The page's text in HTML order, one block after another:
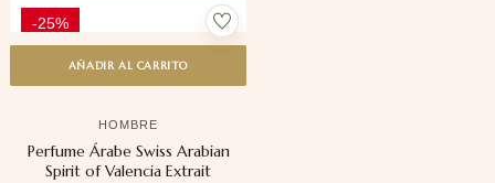
-25%
AÑADIR AL CARRITO
HOMBRE
Perfume Árabe Swiss Arabian
Spirit of Valencia Extrait